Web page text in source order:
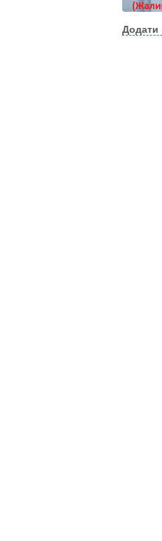
Додати